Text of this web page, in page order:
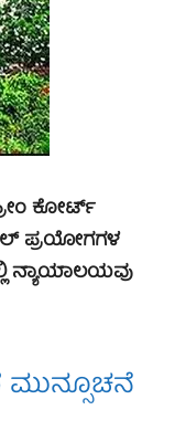
ಕೋರ್ಟ್
ಪ್ರಯೋಗಗಳ
ನ್ಯಾಯಾಲಯವು